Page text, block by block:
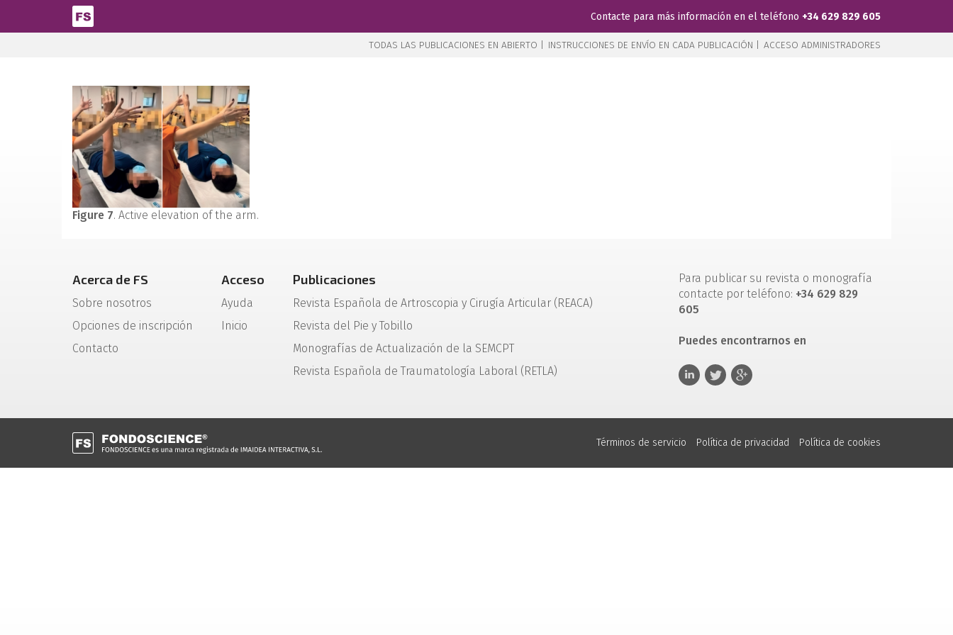
Pasar al contenido principal
Contacte para más información en el teléfono +34 629 829 605
TODAS LAS PUBLICACIONES EN ABIERTO | INSTRUCCIONES DE ENVÍO EN CADA PUBLICACIÓN | ACCESO ADMINISTRADORES
Figure 7. Active elevation of the arm.
Acerca de FS
Sobre nosotros
Opciones de inscripción
Contacto
Acceso
Ayuda
Inicio
Publicaciones
Revista Española de Artroscopia y Cirugía Articular (REACA)
Revista del Pie y Tobillo
Monografías de Actualización de la SEMCPT
Revista Española de Traumatología Laboral (RETLA)
Para publicar su revista o monografía
contacte por teléfono: +34 629 829
605
Puedes encontrarnos en
Términos de servicio Política de privacidad Política de cookies